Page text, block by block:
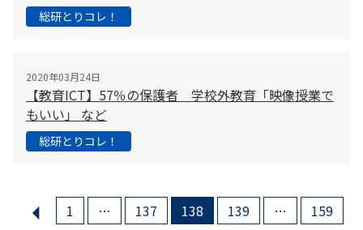
総研とりコレ！
2020年03月24日
【教育ICT】57％の保護者 学校外教育「映像授業で
もいい」 など
総研とりコレ！
arrow_left 1 … 137 138 139 … 159